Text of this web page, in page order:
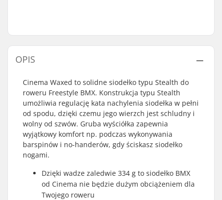
OPIS
Cinema Waxed to solidne siodełko typu Stealth do
roweru Freestyle BMX. Konstrukcja typu Stealth
umożliwia regulację kata nachylenia siodełka w pełni
od spodu, dzięki czemu jego wierzch jest schludny i
wolny od szwów. Gruba wyściółka zapewnia
wyjątkowy komfort np. podczas wykonywania
barspinów i no-handerów, gdy ściskasz siodełko
nogami.
Dzięki wadze zaledwie 334 g to siodełko BMX
od Cinema nie będzie dużym obciążeniem dla
Twojego roweru